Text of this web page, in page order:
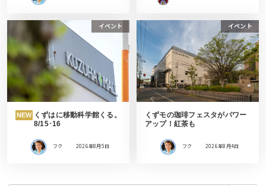
イベント
NEW くずはに移動科学館くる。
8/15･16
フク 2026年8月5日
イベント
くずモの珈琲フェスタがパワー
アップ！紅茶も
フク 2026年8月4日